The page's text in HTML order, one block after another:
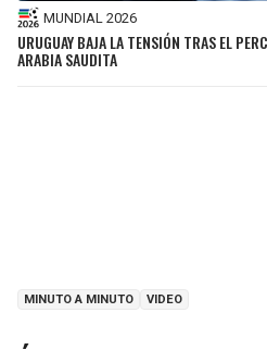
MUNDIAL 2026
URUGUAY BAJA LA TENSIÓN TRAS EL
ARABIA SAUDITA
MINUTO A MINUTO VIDEO